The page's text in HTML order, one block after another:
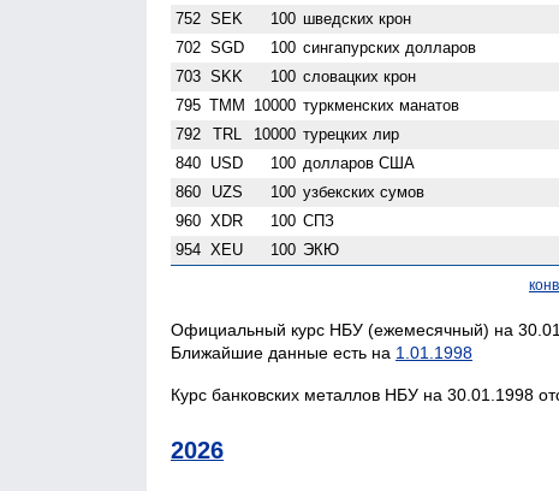
752 SEK 100 шведских крон
702 SGD 100 сингапурских долларов
703 SKK 100 словацких крон
795 TMM 10000 туркменских манатов
792 TRL 10000 турецких лир
840 USD 100 долларов США
860 UZS 100 узбекских сумов
960 XDR 100 СПЗ
954 XEU 100 ЭКЮ
Официальный курс НБУ (ежемесячный) на
Ближайшие данные есть на 1.01.1998
Курс банковских металлов НБУ на 30.01.1998
2026